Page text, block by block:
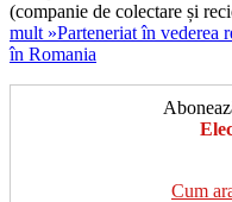
(companie de colectare și
mult »Parteneriat în vederea
în Romania
Cum